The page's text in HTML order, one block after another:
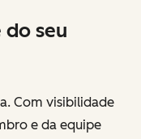
seu
Com visibilidade
e da equipe